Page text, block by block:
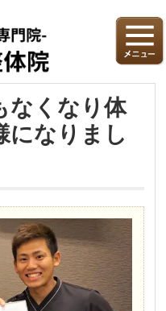
なくなり体
になりまし